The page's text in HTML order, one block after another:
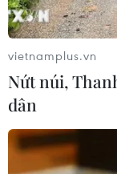
tại trường học
07/08/2026 05:12
he truyền thống
07/08/2026 03:19
vietnamplus.vn
Nứt núi,
dân